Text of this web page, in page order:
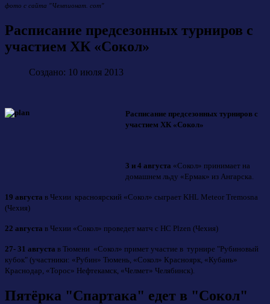
фото с сайта "Чемпионат. com"
Расписание предсезонных турниров с
участием ХК «Сокол»
Создано: 10 июля 2013
Расписание предсезонных турниров с
участием ХК «Сокол»
3 и 4 августа «Сокол» принимает на
домашнем льду «Ермак» из Ангарска.
19 августа в Чехии красноярский «Сокол» сыграет KHL Meteor Tremosna
(Чехия)
22 августа в Чехии «Сокол» проведет матч с HC Plzen (Чехия)
27- 31 августа в Тюмени «Сокол» примет участие в турнире "Рубиновый
кубок" (участники: «Рубин» Тюмень, «Сокол» Красноярк, «Кубань»
Краснодар, «Торос» Нефтекамск, «Челмет» Челябинск).
Пятёрка "Спартака" едет в "Сокол"